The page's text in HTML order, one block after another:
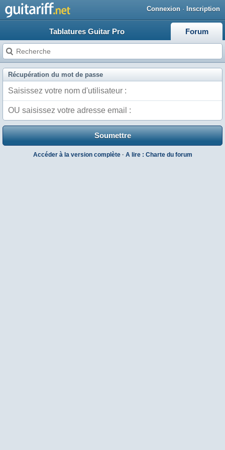
Connexion · Inscription
Tablatures Guitar Pro Forum
Récupération du mot de passe
Accéder à la version complète· A lire : Charte du forum